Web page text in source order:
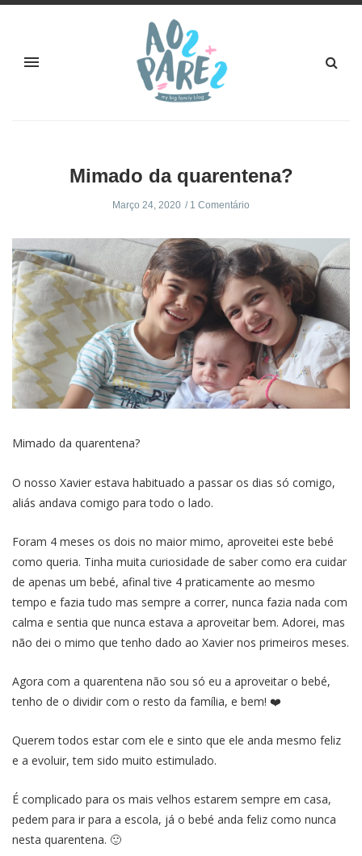
Mimado da quarentena?
Março 24, 2020 1 Comentário
Mimado da quarentena?
O nosso Xavier estava habituado a passar os dias só comigo,
aliás andava comigo para todo o lado.
Foram 4 meses os dois no maior mimo, aproveitei este bebé
como queria. Tinha muita curiosidade de saber como era cuidar
de apenas um bebé, afinal tive 4 praticamente ao mesmo
tempo e fazia tudo mas sempre a correr, nunca fazia nada com
calma e sentia que nunca estava a aproveitar bem. Adorei, mas
não dei o mimo que tenho dado ao Xavier nos primeiros meses.
Agora com a quarentena não sou só eu a aproveitar o bebé,
tenho de o dividir com o resto da família, e bem! ❤️
Querem todos estar com ele e sinto que ele anda mesmo feliz
e a evoluir, tem sido muito estimulado.
É complicado para os mais velhos estarem sempre em casa,
pedem para ir para a escola, já o bebé anda feliz como nunca
nesta quarentena. 🙂